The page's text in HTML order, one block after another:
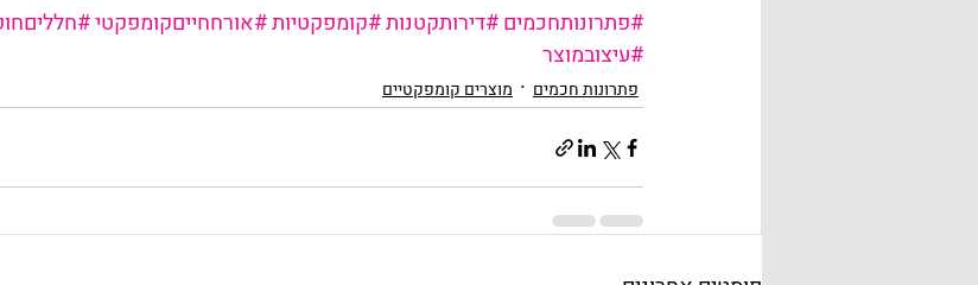
#פתרונותחכמים#דירותקטנות#קומפקטיות#אורחחייםקומפקטי
#עיצובמוצר
פתרונות חכמים מוצרים קומפקטיים